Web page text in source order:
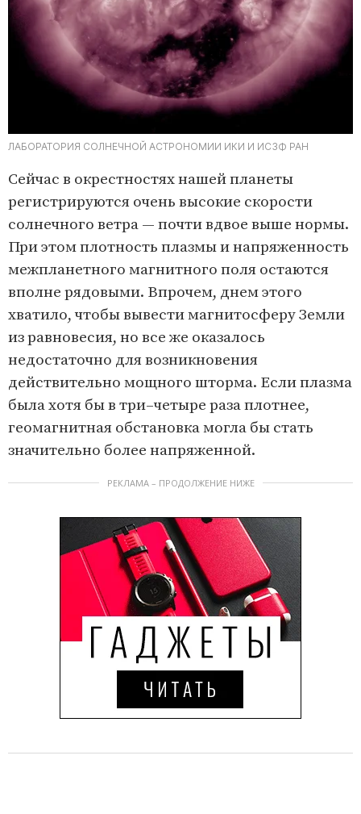
ЛАБОРАТОРИЯ СОЛНЕЧНОЙ АСТРОНОМИИ ИКИ И ИСЗФ РАН
Сейчас в окрестностях нашей планеты
регистрируются очень высокие скорости
солнечного ветра — почти вдвое выше нормы.
При этом плотность плазмы и напряженность
межпланетного магнитного поля остаются
вполне рядовыми. Впрочем, днем этого
хватило, чтобы вывести магнитосферу Земли
из равновесия, но все же оказалось
недостаточно для возникновения
действительно мощного шторма. Если плазма
была хотя бы в три–четыре раза плотнее,
геомагнитная обстановка могла бы стать
значительно более напряженной.
РЕКЛАМА – ПРОДОЛЖЕНИЕ НИЖЕ